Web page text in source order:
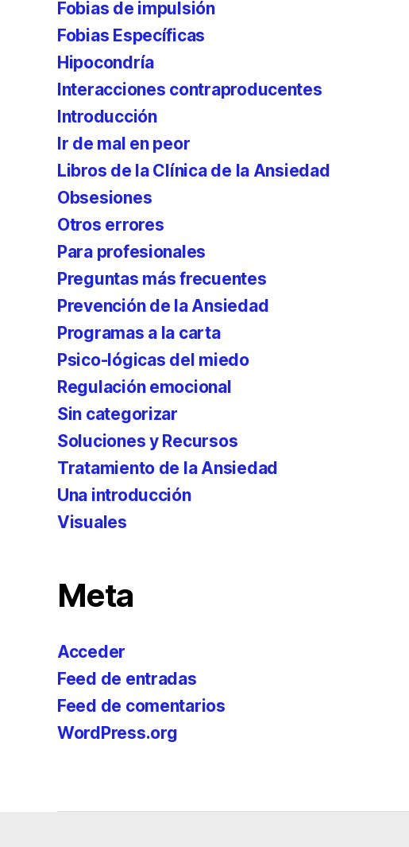
Fobias de impulsión
Fobias Específicas
Hipocondría
Interacciones contraproducentes
Introducción
Ir de mal en peor
Libros de la Clínica de la Ansiedad
Obsesiones
Otros errores
Para profesionales
Preguntas más frecuentes
Prevención de la Ansiedad
Programas a la carta
Psico-lógicas del miedo
Regulación emocional
Sin categorizar
Soluciones y Recursos
Tratamiento de la Ansiedad
Una introducción
Visuales
Meta
Acceder
Feed de entradas
Feed de comentarios
WordPress.org